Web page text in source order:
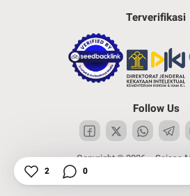
Terverifikasi
Follow Us
Copyright © 2026 – Sejasa
2 0